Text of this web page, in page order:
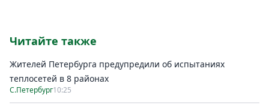
Читайте также
Жителей Петербурга предупредили об испытаниях
теплосетей в 8 районах
С.Петербург10:25